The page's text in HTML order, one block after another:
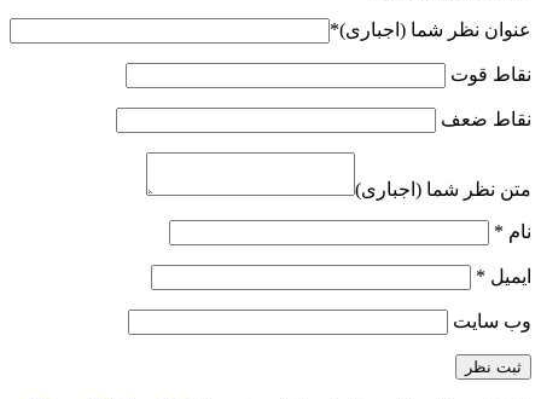
عنوان نظر شما (اجباری)*
نقاط قوت
نقاط ضعف
متن نظر شما (اجباری)
نام *
ایمیل *
وب‌ سایت